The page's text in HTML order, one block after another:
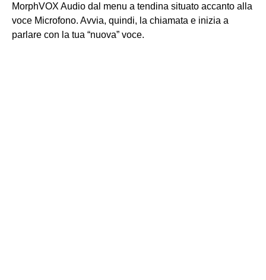
MorphVOX Audio dal menu a tendina situato accanto alla
voce Microfono. Avvia, quindi, la chiamata e inizia a
parlare con la tua “nuova” voce.